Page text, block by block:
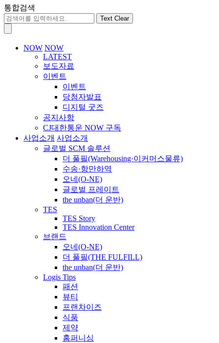
통합검색
Text Clear
NOW NOW
LATEST
보도자료
이벤트
이벤트
당첨자발표
디지털 굿즈
공지사항
CJ대한통운 NOW 구독
사업소개 사업소개
글로벌 SCM 솔루션
더 풀필(Warehousing·이커머스물류)
수송·항만하역
오네(O-NE)
글로벌 프레이트
the unban(더 운반)
TES
TES Story
TES Innovation Center
브랜드
오네(O-NE)
더 풀필(THE FULFILL)
the unban(더 운반)
Logis Tips
패션
뷰티
프랜차이즈
식품
제약
홈퍼니싱